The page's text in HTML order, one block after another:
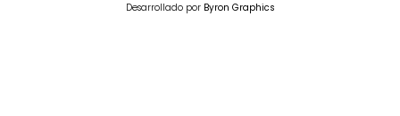
Desarrollado por Byron Graphics